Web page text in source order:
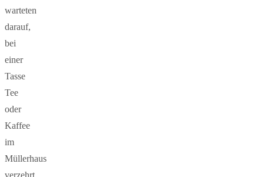
warteten
darauf,
bei
einer
Tasse
Tee
oder
Kaffee
im
Müllerhaus